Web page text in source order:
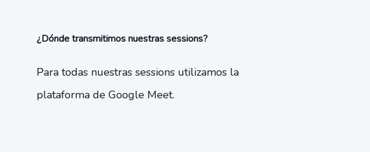
¿Dónde transmitimos nuestras sessions?
Para todas nuestras sessions utilizamos la
plataforma de Google Meet.